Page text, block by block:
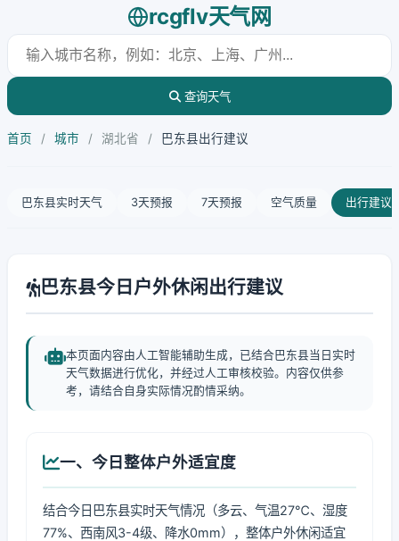
rcgflv天气网
查询天气
首页 / 城市 / 湖北省 / 巴东县出行建议
巴东县实时天气 3天预报 7天预报 空气质量 出行建议
巴东县今日户外休闲出行建议
本页面内容由人工智能辅助生成，已结合巴东县当日实时
天气数据进行优化，并经过人工审核校验。内容仅供参
考，请结合自身实际情况酌情采纳。
一、今日整体户外适宜度
结合今日巴东县实时天气情况（多云、气温27℃、湿度
77%、西南风3-4级、降水0mm），整体户外休闲适宜